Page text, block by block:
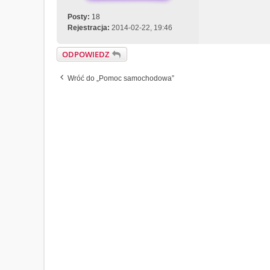
Posty: 18
Rejestracja: 2014-02-22, 19:46
ODPOWIEDZ
Wróć do „Pomoc samochodowa”